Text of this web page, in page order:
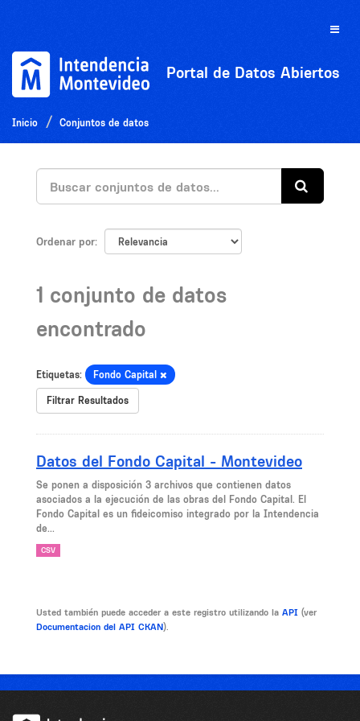
Toggle
Portal de Datos Abiertos
Inicio Conjuntos de datos
Ordenar por
1 conjunto de datos
encontrado
Etiquetas: Fondo Capital
Filtrar Resultados
Datos del Fondo Capital - Montevideo
Se ponen a disposición 3 archivos que contienen datos
asociados a la ejecución de las obras del Fondo Capital. El
Fondo Capital es un fideicomiso integrado por la Intendencia
de...
CSV
Usted también puede acceder a este registro utilizando la API (ver
Documentacion del API CKAN).